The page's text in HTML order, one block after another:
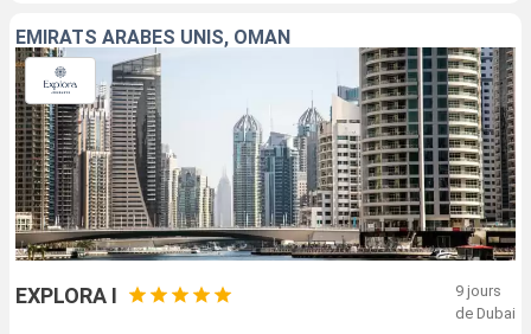
EMIRATS ARABES UNIS, OMAN
EXPLORA I
9 jours
de Dubai